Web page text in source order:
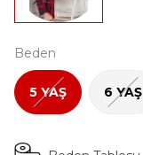
Beden
5 YAŞ 6 YAŞ